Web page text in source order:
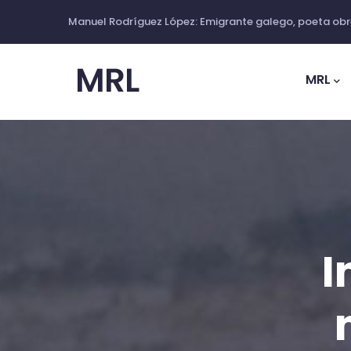
Manuel Rodríguez López: Emigrante galego, poeta
MRL